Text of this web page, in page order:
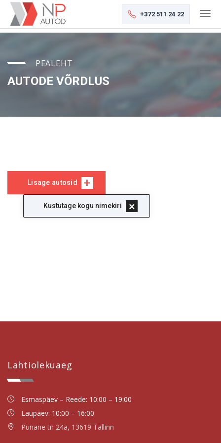
+372 511 24 22
PEALEHT
AUTODE VÕRDLUS
Lisage autosid
Kustutage kogu nimekiri
Lahtiolekuaeg
Esmaspäev – Reede: 10:00 – 19:00
Laupäev: 10:00 – 16:00
Punane tn 24a, 13619 Tallinn